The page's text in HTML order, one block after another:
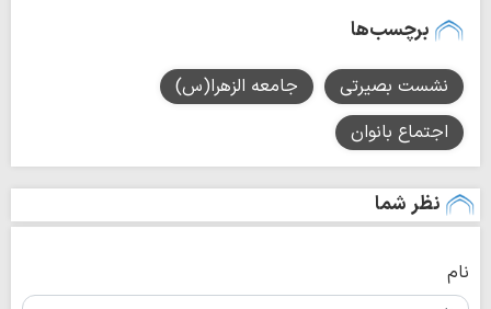
برچسب‌ها
نشست بصیرتی
جامعه الزهرا(س)
اجتماع بانوان
نظر شما
نام